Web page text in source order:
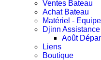
Ventes Bateau
Achat Bateau
Matériel -
Djinn Assistance
Août
Liens
Boutique